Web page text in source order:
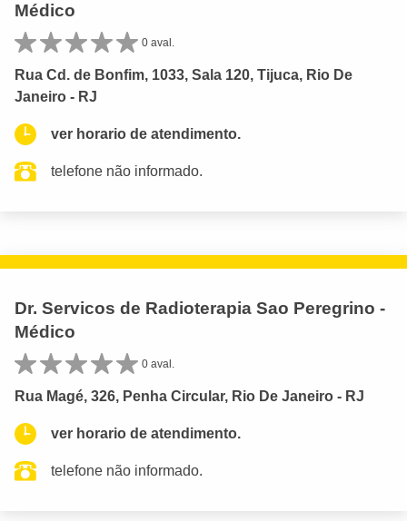
Médico
0 aval.
Rua Cd. de Bonfim, 1033, Sala 120, Tijuca, Rio De
Janeiro - RJ
ver horario de atendimento.
telefone não informado.
Dr. Servicos de Radioterapia Sao Peregrino -
Médico
0 aval.
Rua Magé, 326, Penha Circular, Rio De Janeiro - RJ
ver horario de atendimento.
telefone não informado.